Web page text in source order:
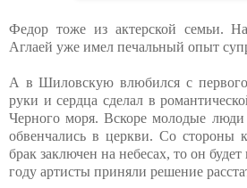
Федор тоже из актерской семьи.
Аглаей уже имел печальный опыт
А в Шиловскую влюбился с первого
руки и сердца сделал в
Черного моря. Вскоре молодые
обвенчались в церкви. Со стороны
брак заключен на небесах, то он
году артисты приняли решение